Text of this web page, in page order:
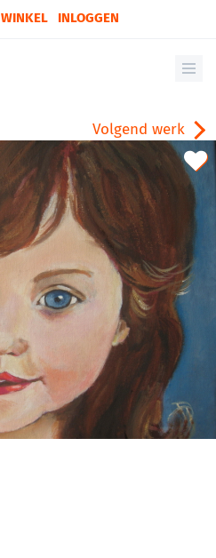
WINKEL INLOGGEN
Volgend werk